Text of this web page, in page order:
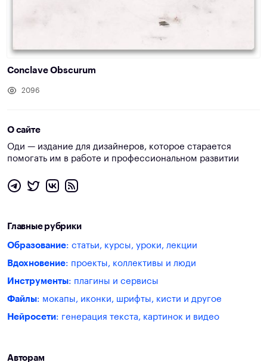
Conclave Obscurum
2096
О сайте
Оди — издание для дизайнеров, которое старается
помогать им в работе и профессиональном развитии
Главные рубрики
Образование: статьи, курсы, уроки, лекции
Вдохновение: проекты, коллективы и люди
Инструменты: плагины и сервисы
Файлы: мокапы, иконки, шрифты, кисти и другое
Нейросети: генерация текста, картинок и видео
Авторам